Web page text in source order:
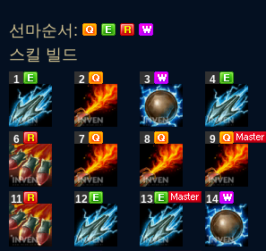
선마순서:
스킬 빌드
1 2 3 4
6 7 8 9
11 12 13 14